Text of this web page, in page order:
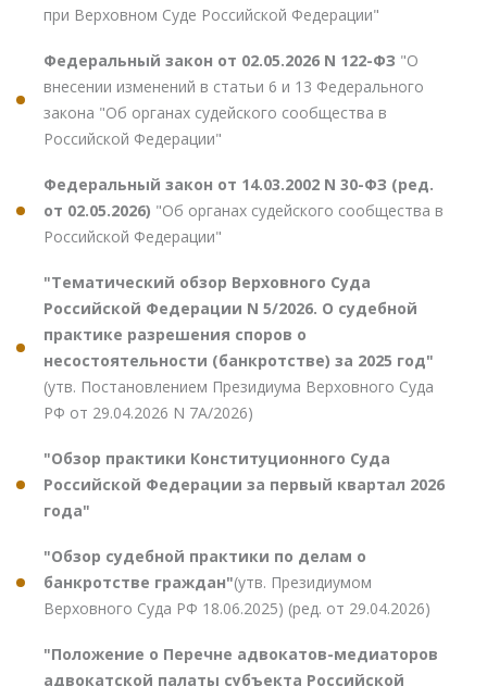
при Верховном Суде Российской Федерации"
Федеральный закон от 02.05.2026 N 122-ФЗ "О
внесении изменений в статьи 6 и 13 Федерального
закона "Об органах судейского сообщества в
Российской Федерации"
Федеральный закон от 14.03.2002 N 30-ФЗ (ред.
от 02.05.2026) "Об органах судейского сообщества в
Российской Федерации"
"Тематический обзор Верховного Суда
Российской Федерации N 5/2026. О судебной
практике разрешения споров о
несостоятельности (банкротстве) за 2025 год"
(утв. Постановлением Президиума Верховного Суда
РФ от 29.04.2026 N 7А/2026)
"Обзор практики Конституционного Суда
Российской Федерации за первый квартал 2026
года"
"Обзор судебной практики по делам о
банкротстве граждан"(утв. Президиумом
Верховного Суда РФ 18.06.2025) (ред. от 29.04.2026)
"Положение о Перечне адвокатов-медиаторов
адвокатской палаты субъекта Российской